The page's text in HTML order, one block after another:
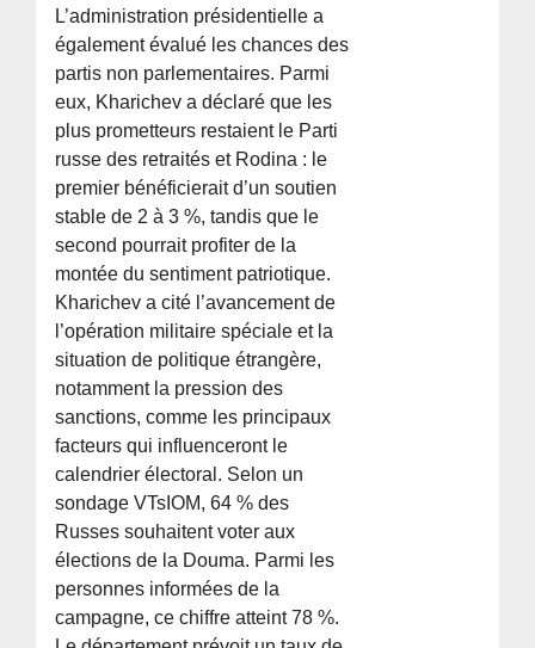
L’administration présidentielle a
également évalué les chances des
partis non parlementaires. Parmi
eux, Kharichev a déclaré que les
plus prometteurs restaient le Parti
russe des retraités et Rodina : le
premier bénéficierait d’un soutien
stable de 2 à 3 %, tandis que le
second pourrait profiter de la
montée du sentiment patriotique.
Kharichev a cité l’avancement de
l’opération militaire spéciale et la
situation de politique étrangère,
notamment la pression des
sanctions, comme les principaux
facteurs qui influenceront le
calendrier électoral. Selon un
sondage VTsIOM, 64 % des
Russes souhaitent voter aux
élections de la Douma. Parmi les
personnes informées de la
campagne, ce chiffre atteint 78 %.